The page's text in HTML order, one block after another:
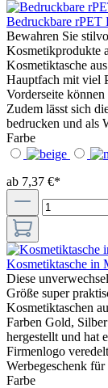
Bedruckbare rPET
Bewahren Sie
Kosmetikprodukte
Kosmetiktasche
Hauptfach mit viel
Vorderseite
Zudem lässt sich
bedrucken und als
Farbe
ab 7,37 €*
Kosmetiktasche in
Diese
Größe super
Kosmetiktaschen
Farben Gold,
hergestellt und hat
Firmenlogo
Werbegeschenk
Farbe